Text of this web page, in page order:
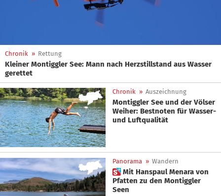
Chronik » Rettung
Kleiner Montiggler See: Mann nach Herzstillstand aus Wasser
gerettet
Chronik » Auszeichnung
Montiggler See und der Völser
Weiher: Bestnoten für Wasser-
und Luftqualität
Panorama » Wandern
 Mit Hanspaul Menara von
Pfatten zu den Montiggler
Seen